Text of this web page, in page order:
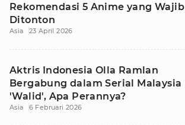
Rekomendasi 5 Anime yang Wajib
Ditonton
Asia 23 April 2026
Aktris Indonesia Olla Ramlan
Bergabung dalam Serial Malaysia
'Walid', Apa Perannya?
Asia 6 Februari 2026